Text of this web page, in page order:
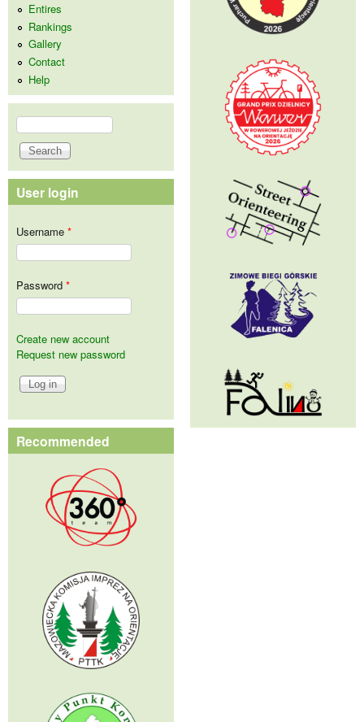
Entires
Rankings
Gallery
Contact
Help
Search form
Search
User login
Username *
Password *
Create new account
Request new password
Recommended